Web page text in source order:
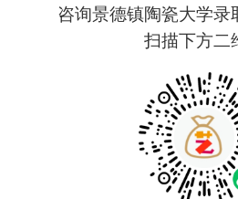
咨询景德镇陶瓷大学录
扫描下方二